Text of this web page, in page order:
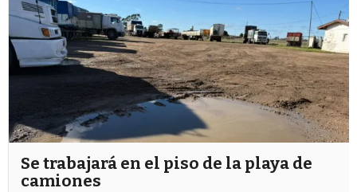
Se trabajará en el piso de la playa de
camiones